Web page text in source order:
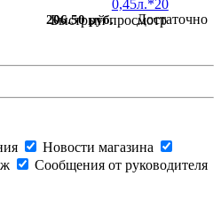
Быстрый просмотр
206.50 руб. Достаточно
Новости магазина
Сообщения от руководителя